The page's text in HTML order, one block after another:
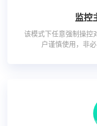
监控
该模式下任意强制操控
户谨慎使用，非